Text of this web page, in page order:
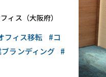
ィス（大阪府）
フィス移転
#コ
ランディング #